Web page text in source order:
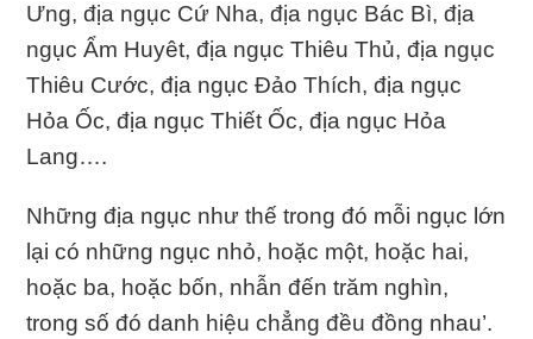
Ưng, địa ngục Cứ Nha, địa ngục Bác Bì, địa
ngục Ẩm Huyêt, địa ngục Thiêu Thủ, địa ngục
Thiêu Cước, địa ngục Ðảo Thích, địa ngục
Hỏa Ốc, địa ngục Thiết Ốc, địa ngục Hỏa
Lang….
Những địa ngục như thế trong đó mỗi ngục lớn
lại có những ngục nhỏ, hoặc một, hoặc hai,
hoặc ba, hoặc bốn, nhẫn đến trăm nghìn,
trong số đó danh hiệu chẳng đều đồng nhau’.